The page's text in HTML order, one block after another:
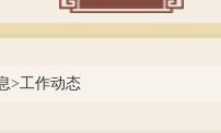
>工作动态